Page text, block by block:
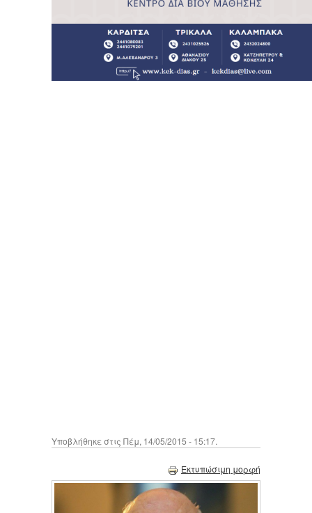
Υποβλήθηκε στις Πέμ, 14/05/2015 - 15:17.
Εκτυπώσιμη μορφή